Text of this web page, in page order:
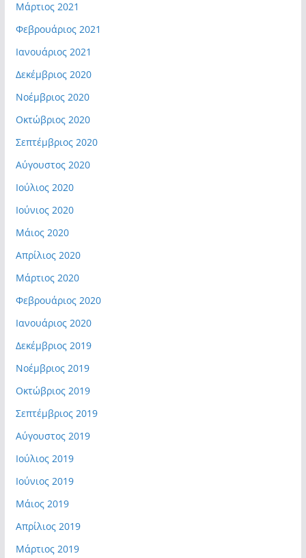
Μάρτιος 2021
Φεβρουάριος 2021
Ιανουάριος 2021
Δεκέμβριος 2020
Νοέμβριος 2020
Οκτώβριος 2020
Σεπτέμβριος 2020
Αύγουστος 2020
Ιούλιος 2020
Ιούνιος 2020
Μάιος 2020
Απρίλιος 2020
Μάρτιος 2020
Φεβρουάριος 2020
Ιανουάριος 2020
Δεκέμβριος 2019
Νοέμβριος 2019
Οκτώβριος 2019
Σεπτέμβριος 2019
Αύγουστος 2019
Ιούλιος 2019
Ιούνιος 2019
Μάιος 2019
Απρίλιος 2019
Μάρτιος 2019